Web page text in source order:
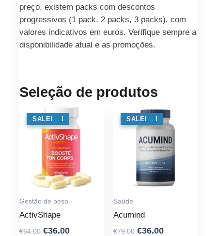
preço, existem packs com descontos
progressivos (1 pack, 2 packs, 3 packs), com
valores indicativos em euros. Verifique sempre a
disponibilidade atual e as promoções.
Seleção de produtos
OFERTA !
SALE!
Gestão de peso
ActivShape
€64.00 Original
€36.00Current
OFERTA !
SALE!
Saúde
Acumind
€79.00 Original
€36.00Current